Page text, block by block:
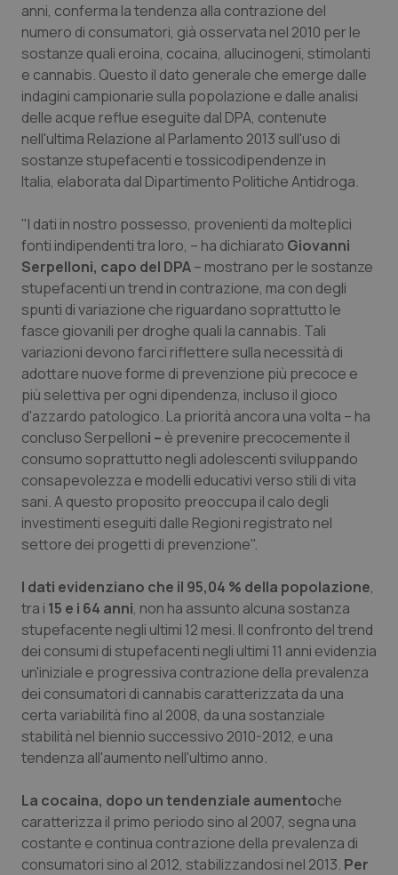
Campania
Emilia-Romagna
Friuli Venezia Giulia
Lazio
Lombardia
Marche
Molise
Piemonte
Provincia Autonoma di Bolzano
Provincia Autonoma di Trento
Puglia
Sicilia
Toscana
Umbria
Valle D’Aosta
Veneto
Car-T
Colesterolo & coronaropatie
Dermatite Atopica
Diabete & glucometri
Dolore
Donna & Salute
Epatiti
HIV
Infezioni & Febbre
Ipertensione & Scompenso
Malattie rare
Neuroscienze & patologie neurodegenerative
Obesità
Oftalmologia
Oncodermatologia
Oncoematologia
Oncologia & Nutrizione
anni, conferma la tendenza alla contrazione del
numero di consumatori, già osservata nel 2010 per le
sostanze quali eroina, cocaina, allucinogeni, stimolanti
e cannabis. Questo il dato generale che emerge dalle
indagini campionarie sulla popolazione e dalle analisi
delle acque reflue eseguite dal DPA, contenute
nell'ultima Relazione al Parlamento 2013 sull'uso di
sostanze stupefacenti e tossicodipendenze in
Italia, elaborata dal Dipartimento Politiche Antidroga.
"I dati in nostro possesso, provenienti da molteplici
fonti indipendenti tra loro, – ha dichiarato Giovanni
Serpelloni, capo del DPA– mostrano per le sostanze
stupefacenti un trend in contrazione, ma con degli
spunti di variazione che riguardano soprattutto le
fasce giovanili per droghe quali la cannabis. Tali
variazioni devono farci riflettere sulla necessità di
adottare nuove forme di prevenzione più precoce e
più selettiva per ogni dipendenza, incluso il gioco
d'azzardo patologico. La priorità ancora una volta – ha
concluso Serpelloni – è prevenire precocemente il
consumo soprattutto negli adolescenti sviluppando
consapevolezza e modelli educativi verso stili di vita
sani. A questo proposito preoccupa il calo degli
investimenti eseguiti dalle Regioni registrato nel
settore dei progetti di prevenzione".
I dati evidenziano che il 95,04 % della popolazione,
tra i 15 e i 64 anni, non ha assunto alcuna sostanza
stupefacente negli ultimi 12 mesi. Il confronto del trend
dei consumi di stupefacenti negli ultimi 11 anni evidenzia
un'iniziale e progressiva contrazione della prevalenza
dei consumatori di cannabis caratterizzata da una
certa variabilità fino al 2008, da una sostanziale
stabilità nel biennio successivo 2010-2012, e una
tendenza all'aumento nell'ultimo anno.
La cocaina, dopo un tendenziale aumentoche
caratterizza il primo periodo sino al 2007, segna una
costante e continua contrazione della prevalenza di
consumatori sino al 2012, stabilizzandosi nel 2013. Per